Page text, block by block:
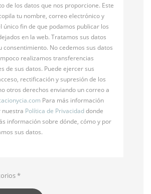
de los datos que nos proporcione. Este
tu nombre, correo electrónico y
único fin de que podamos publicar los
en la web. Tratamos sus datos
consentimiento. No cedemos sus datos
realizamos transferencias
de sus datos. Puede ejercer sus
rectificación y supresión de los
otros derechos enviando un correo a
Para más información
nuestra Política de Privacidaddonde
información sobre dónde, cómo y por
sus datos.
*